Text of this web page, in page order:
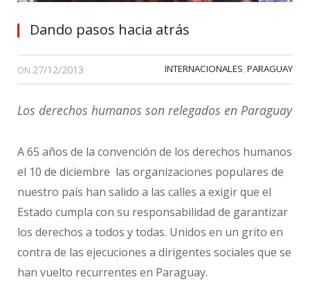
Dando pasos hacia atrás
ON 27/12/2013 INTERNACIONALES, PARAGUAY
Los derechos humanos son relegados en Paraguay
A 65 años de la convención de los derechos humanos
el 10 de diciembre las organizaciones populares de
nuestro país han salido a las calles a exigir que el
Estado cumpla con su responsabilidad de garantizar
los derechos a todos y todas. Unidos en un grito en
contra de las ejecuciones a dirigentes sociales que se
han vuelto recurrentes en Paraguay.